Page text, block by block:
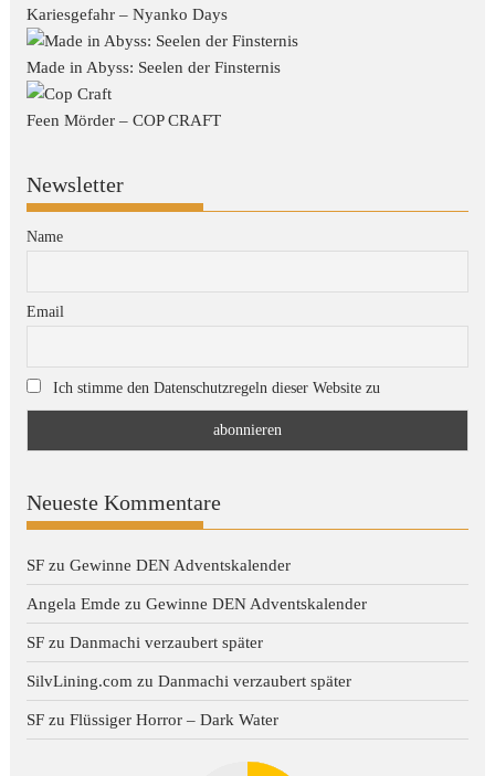
Kariesgefahr – Nyanko Days
Made in Abyss: Seelen der Finsternis
Feen Mörder – COP CRAFT
Newsletter
Name
Email
Ich stimme den Datenschutzregeln dieser Website zu
Neueste Kommentare
SF zuGewinne DEN Adventskalender
Angela Emde zuGewinne DEN Adventskalender
SF zuDanmachi verzaubert später
SilvLining.com zuDanmachi verzaubert später
SF zuFlüssiger Horror – Dark Water